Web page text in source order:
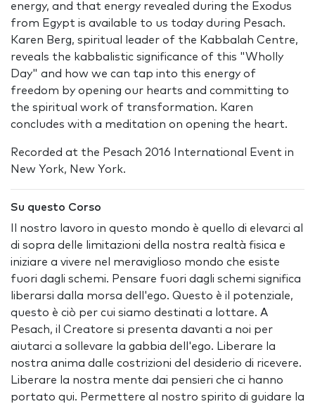
energy, and that energy revealed during the Exodus
from Egypt is available to us today during Pesach.
Karen Berg, spiritual leader of the Kabbalah Centre,
reveals the kabbalistic significance of this "Wholly
Day" and how we can tap into this energy of
freedom by opening our hearts and committing to
the spiritual work of transformation. Karen
concludes with a meditation on opening the heart.
Recorded at the Pesach 2016 International Event in
New York, New York.
Su questo Corso
Il nostro lavoro in questo mondo è quello di elevarci al
di sopra delle limitazioni della nostra realtà fisica e
iniziare a vivere nel meraviglioso mondo che esiste
fuori dagli schemi. Pensare fuori dagli schemi significa
liberarsi dalla morsa dell'ego. Questo è il potenziale,
questo è ciò per cui siamo destinati a lottare. A
Pesach, il Creatore si presenta davanti a noi per
aiutarci a sollevare la gabbia dell'ego. Liberare la
nostra anima dalle costrizioni del desiderio di ricevere.
Liberare la nostra mente dai pensieri che ci hanno
portato qui. Permettere al nostro spirito di guidare la